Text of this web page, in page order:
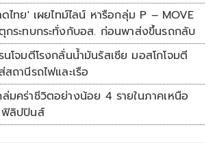
ไทย' เผยไทม์ไลน์ หารือกลุ่ม P – MOVE
กระทบกระทั่งกับอส. ก่อนพาส่งขึ้นรถกลับ
นโจมตีโรงกลั่นน้ำมันรัสเซีย มอสโกโจมตี
สถานีรถไฟและเรือ
มคร่าชีวิตอย่างน้อย 4 รายในภาคเหนือ
ลิปปินส์